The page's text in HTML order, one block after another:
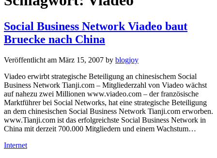
Social Business Network Viadeo baut
Bruecke nach China
Veröffentlicht am März 15, 2007 by blogjoy
Viadeo erwirbt strategische Beteiligung an chinesischem Social
Business Network Tianji.com – Mitgliederzahl von Viadeo wächst
auf nahezu zwei Millionen www.viadeo.com – der französische
Marktführer bei Social Networks, hat eine strategische Beteiligung
an dem chinesischen Social Business Network Tianji.com erworben.
www.Tianji.com ist das erfolgreichste Social Business Network in
China mit derzeit 700.000 Mitgliedern und einem Wachstum…
Kategorien
Internet